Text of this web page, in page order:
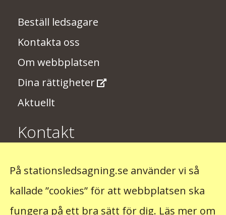
På stationsledsagning.se använder vi så
kallade ”cookies” för att webbplatsen ska
fungera på ett bra sätt för dig. Läs mer om
Beställ ledsagare
Kontakta oss
Om webbplatsen
Dina rättigheter
Aktuellt
Kontakt
Har du några synpunkter på
stationsledsagning@trafikverket.se